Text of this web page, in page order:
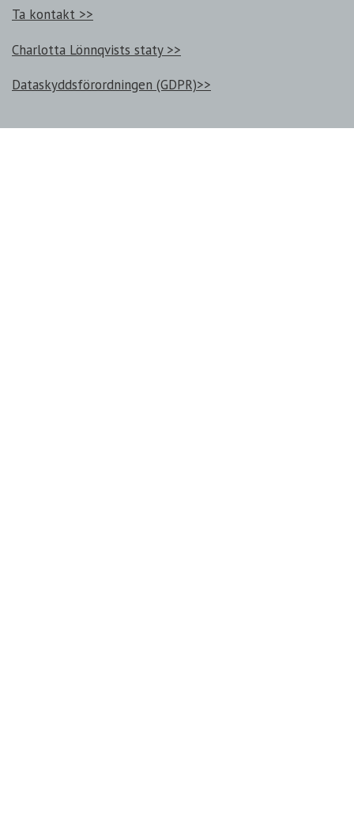
Ta kontakt >>
Charlotta Lönnqvists staty >>
Dataskyddsförordningen (GDPR)>>